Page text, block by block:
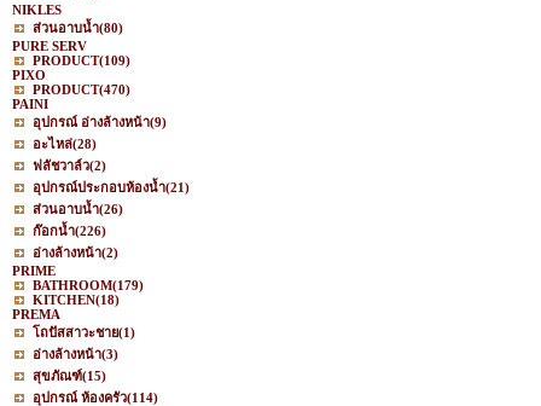
NIKLES
ส่วนอาบน้ำ(80)
PURE SERV
PRODUCT(109)
PIXO
PRODUCT(470)
PAINI
อุปกรณ์ อ่างล้างหน้า(9)
อะไหล่(28)
ฟลัชวาล์ว(2)
อุปกรณ์ประกอบห้องน้ำ(21)
ส่วนอาบน้ำ(26)
ก๊อกน้ำ(226)
อ่างล้างหน้า(2)
PRIME
BATHROOM(179)
KITCHEN(18)
PREMA
โถปัสสาวะชาย(1)
อ่างล้างหน้า(3)
สุขภัณฑ์(15)
อุปกรณ์ ห้องครัว(114)